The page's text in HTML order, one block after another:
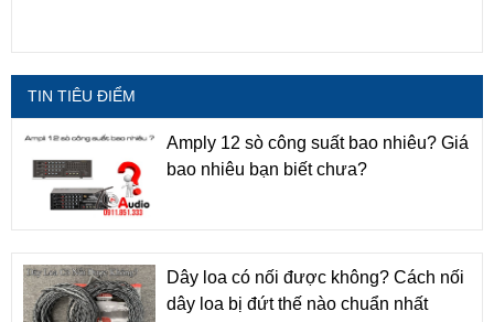
TIN TIÊU ĐIỂM
Amply 12 sò công suất bao nhiêu? Giá
bao nhiêu bạn biết chưa?
Dây loa có nối được không? Cách nối
dây loa bị đứt thế nào chuẩn nhất